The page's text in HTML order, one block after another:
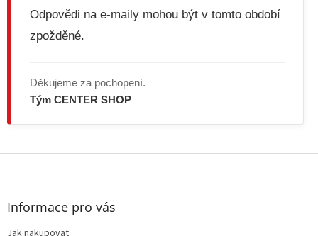
s
u
Odpovědi na e-maily mohou být v tomto období
zpožděné.
Děkujeme za pochopení.
Tým CENTER SHOP
Z
Informace pro vás
Jak nakupovat